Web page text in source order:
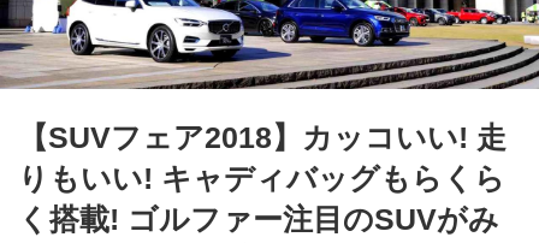
【SUVフェア2018】カッコいい! 走
りもいい! キャディバッグもらくら
く搭載! ゴルファー注目のSUVがみ